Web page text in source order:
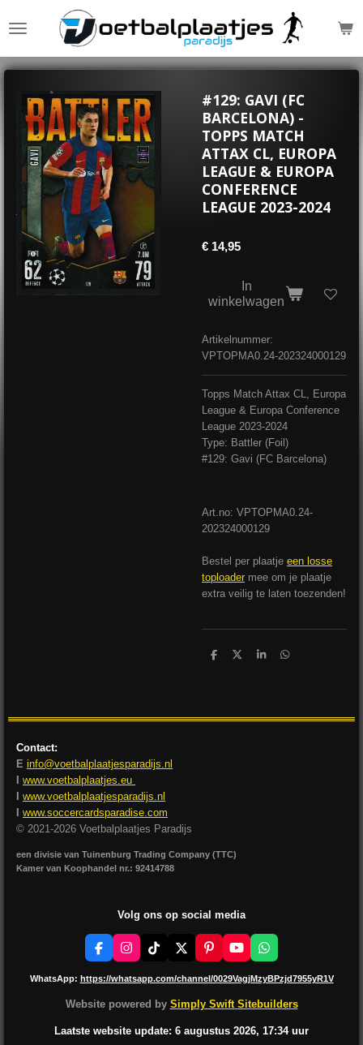
direct
de
#129: GAVI (FC
BARCELONA) -
TOPPS MATCH
ATTAX CL, EUROPA
LEAGUE & EUROPA
CONFERENCE
LEAGUE 2023-2024
€ 14,95
In
winkelwagen
Artikelnummer:
VPTOPMA0.24-202324000129
Topps Match Attax CL, Europa
League & Europa Conference
League 2023-2024
Type: Battler (Foil)
#129: Gavi (FC Barcelona)
Art.no: VPTOPMA0.24-
202324000129
Bestel per plaatje een losse
toploader mee om je plaatje
extra veilig te laten toezenden!
D
D
S
D
Contact:
E info@voetbalplaatjesparadijs.nl
www.voetbalplaatjes.eu
www.voetbalplaatjesparadijs.nl
www.soccercardsparadise.com
© 2021-2026 Voetbalplaatjes Paradijs
een divisie van Tuinenburg Trading Company (TTC)
Kamer van Koophandel nr.: 92414788
Volg ons op social media
F
a
c
b
k
I
n
s
a
a
T
k
o
X
P
i
n
e
r
s
Y
o
u
u
b
e
W
h
a
s
A
p
p
WhatsApp: https://whatsapp.com/channel/0029VagjMzyBPzjd7955yR1V
Website powered by Simply Swift Sitebuilders
Laatste website update: 6 augustus 2026, 17:34 uur